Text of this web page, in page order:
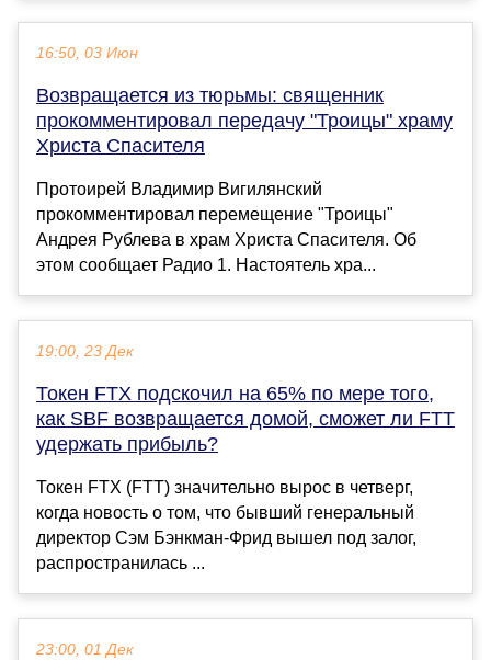
16:50, 03 Июн
Возвращается из тюрьмы: священник
прокомментировал передачу "Троицы" храму
Христа Спасителя
Протоирей Владимир Вигилянский
прокомментировал перемещение "Троицы"
Андрея Рублева в храм Христа Спасителя. Об
этом сообщает Радио 1. Настоятель хра...
19:00, 23 Дек
Токен FTX подскочил на 65% по мере того,
как SBF возвращается домой, сможет ли FTT
удержать прибыль?
Токен FTX (FTT) значительно вырос в четверг,
когда новость о том, что бывший генеральный
директор Сэм Бэнкман-Фрид вышел под залог,
распространилась ...
23:00, 01 Дек